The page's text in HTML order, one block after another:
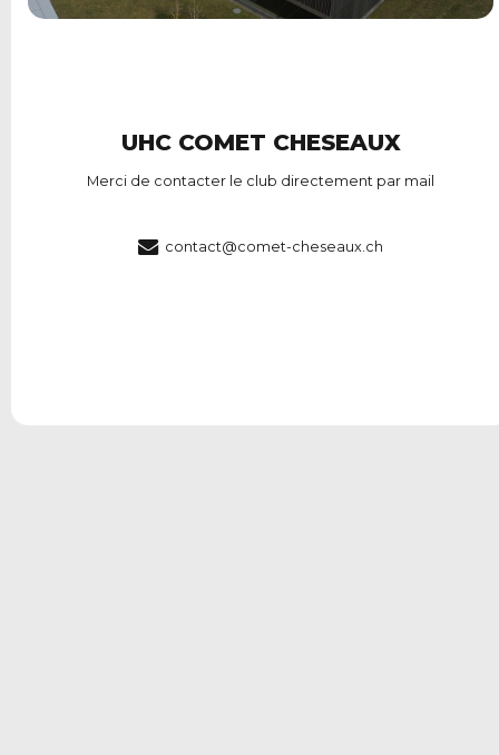
UHC COMET CHESEAUX
Merci de contacter le club directement par mail
contact@comet-cheseaux.ch